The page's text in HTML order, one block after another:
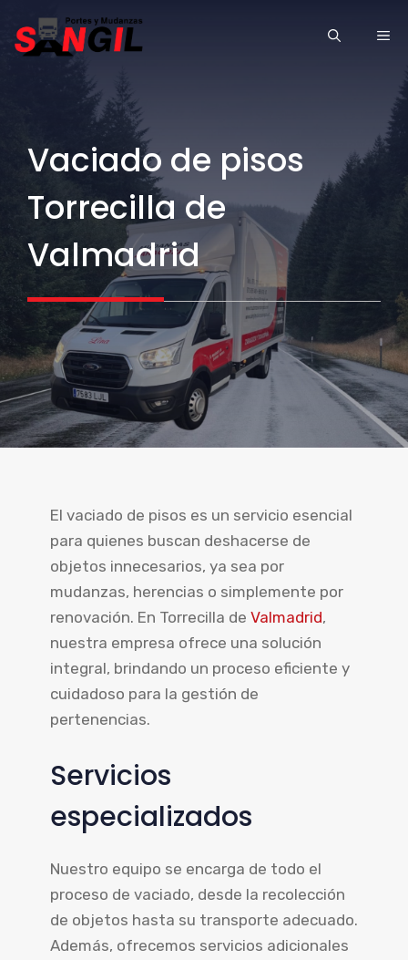
Vaciado de pisos
Torrecilla de
Valmadrid
El vaciado de pisos es un servicio esencial
para quienes buscan deshacerse de
objetos innecesarios, ya sea por
mudanzas, herencias o simplemente por
renovación. En Torrecilla de Valmadrid,
nuestra empresa ofrece una solución
integral, brindando un proceso eficiente y
cuidadoso para la gestión de
pertenencias.
Servicios
especializados
Nuestro equipo se encarga de todo el
proceso de vaciado, desde la recolección
de objetos hasta su transporte adecuado.
Además, ofrecemos servicios adicionales